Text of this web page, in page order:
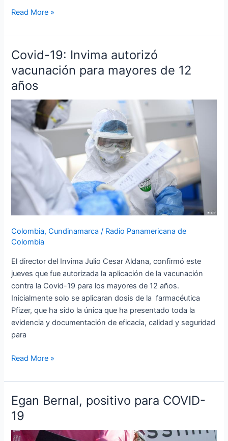
Read More »
Covid-19: Invima autorizó
vacunación para mayores de 12
años
Colombia,Cundinamarca / Radio Panamericana de
Colombia
El director del Invima Julio Cesar Aldana, confirmó este
jueves que fue autorizada la aplicación de la vacunación
contra la Covid-19 para los mayores de 12 años.
Inicialmente solo se aplicaran dosis de la farmacéutica
Pfizer, que ha sido la única que ha presentado toda la
evidencia y documentación de eficacia, calidad y seguridad
para
Covid-
Invima
autorizó
vacunación
para
mayores
12
años
Read More »
Egan Bernal, positivo para COVID-
19
Egan
Bernal,
positivo
para